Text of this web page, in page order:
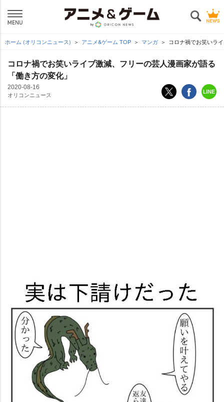
ホーム (オリコンニュース) アニメ&ゲーム TOP マンガ コロナ禍でお笑いラ
コロナ禍でお笑いライブ激減、フリーの芸人漫画家が語る
「働き方の変化」
2020-08-16
オリコンニュース